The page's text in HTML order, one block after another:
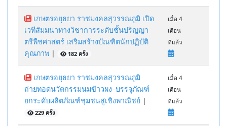
เกษตรอยุธยา ราชมงคลสุวรรณภูมิ เปิด
เวทีสัมมนาทางวิชาการระดับชั้นปริญญา
ตรีพืชศาสตร์ เสริมสร้างบัณฑิตนักปฏิบัติ
คุณภาพ | 182 ครั้ง
เมื่อ 4
เดือน
ที่แล้ว
เกษตรอยุธยา ราชมงคลสุวรรณภูมิ
ถ่ายทอดนวัตกรรมนมข้าวผง–บรรจุภัณฑ์
ยกระดับผลิตภัณฑ์ชุมชนสู่เชิงพาณิชย์ |
229 ครั้ง
เมื่อ 4
เดือน
ที่แล้ว